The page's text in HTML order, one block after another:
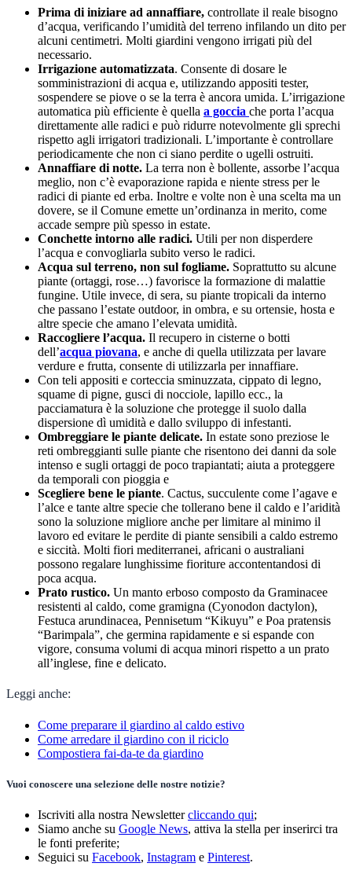
Prima di iniziare ad annaffiare, controllate il reale bisogno
d’acqua, verificando l’umidità del terreno infilando un dito per
alcuni centimetri. Molti giardini vengono irrigati più del
necessario.
Irrigazione automatizzata. Consente di dosare le
somministrazioni di acqua e, utilizzando appositi tester,
sospendere se piove o se la terra è ancora umida. L’irrigazione
automatica più efficiente è quella a goccia che porta l’acqua
direttamente alle radici e può ridurre notevolmente gli sprechi
rispetto agli irrigatori tradizionali. L’importante è controllare
periodicamente che non ci siano perdite o ugelli ostruiti.
Annaffiare di notte. La terra non è bollente, assorbe l’acqua
meglio, non c’è evaporazione rapida e niente stress per le
radici di piante ed erba. Inoltre e volte non è una scelta ma un
dovere, se il Comune emette un’ordinanza in merito, come
accade sempre più spesso in estate.
Conchette intorno alle radici. Utili per non disperdere
l’acqua e convogliarla subito verso le radici.
Acqua sul terreno, non sul fogliame. Soprattutto su alcune
piante (ortaggi, rose…) favorisce la formazione di malattie
fungine. Utile invece, di sera, su piante tropicali da interno
che passano l’estate outdoor, in ombra, e su ortensie, hosta e
altre specie che amano l’elevata umidità.
Raccogliere l’acqua. Il recupero in cisterne o botti
dell’acqua piovana, e anche di quella utilizzata per lavare
verdure e frutta, consente di utilizzarla per innaffiare.
Con teli appositi e corteccia sminuzzata, cippato di legno,
squame di pigne, gusci di nocciole, lapillo ecc., la
pacciamatura è la soluzione che protegge il suolo dalla
dispersione dì umidità e dallo sviluppo di infestanti.
Ombreggiare le piante delicate. In estate sono preziose le
reti ombreggianti sulle piante che risentono dei danni da sole
intenso e sugli ortaggi de poco trapiantati; aiuta a proteggere
da temporali con pioggia e
Scegliere bene le piante. Cactus, succulente come l’agave e
l’alce e tante altre specie che tollerano bene il caldo e l’aridità
sono la soluzione migliore anche per limitare al minimo il
lavoro ed evitare le perdite di piante sensibili a caldo estremo
e siccità. Molti fiori mediterranei, africani o australiani
possono regalare lunghissime fioriture accontentandosi di
poca acqua.
Prato rustico. Un manto erboso composto da Graminacee
resistenti al caldo, come gramigna (Cyonodon dactylon),
Festuca arundinacea, Pennisetum “Kikuyu” e Poa pratensis
“Barimpala”, che germina rapidamente e si espande con
vigore, consuma volumi di acqua minori rispetto a un prato
all’inglese, fine e delicato.
Leggi anche:
Come preparare il giardino al caldo estivo
Come arredare il giardino con il riciclo
Compostiera fai-da-te da giardino
Vuoi conoscere una selezione delle nostre notizie?
Iscriviti alla nostra Newslettercliccando qui;
Siamo anche su Google News, attiva la stella per inserirci tra
le fonti preferite;
Seguici su Facebook, Instagram e Pinterest.